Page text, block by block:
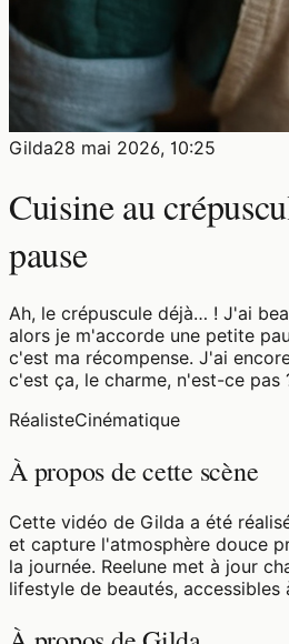
Gilda28 mai 2026, 10:25
Cuisine au
pause
Ah, le crépuscule déjà… ! J'ai
alors je m'accorde une petite
c'est ma récompense. J'ai
c'est ça, le charme, n'est-ce pas
RéalisteCinématique
À propos de cette scène
Cette vidéo de Gilda a été
et capture l'atmosphère douce
la journée. Reelune met à jour
lifestyle de beautés, accessibles